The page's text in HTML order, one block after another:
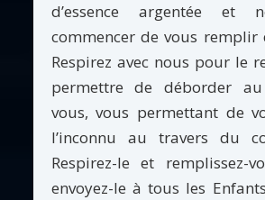
d’essence argentée et
commencer de vous remplir
Respirez avec nous pour le
permettre de déborder
vous, vous permettant de
l’inconnu au travers du
Respirez-le et remplissez-
envoyez-le à tous les